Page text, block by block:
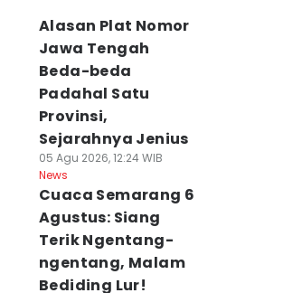
Alasan Plat Nomor
Jawa Tengah
Beda-beda
Padahal Satu
Provinsi,
Sejarahnya Jenius
05 Agu 2026, 12:24 WIB
News
Cuaca Semarang 6
Agustus: Siang
Terik Ngentang-
ngentang, Malam
Bediding Lur!